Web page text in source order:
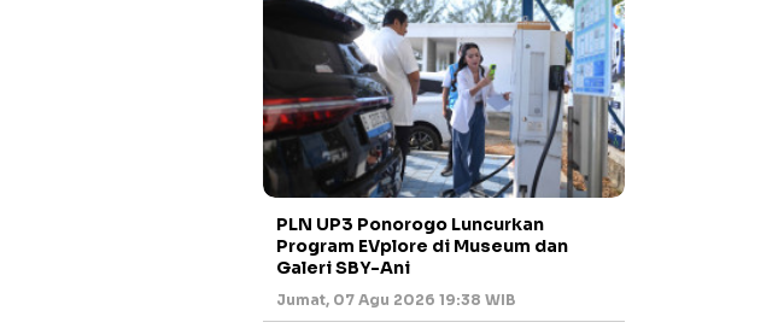
PLN UP3 Ponorogo Luncurkan
Program EVplore di Museum dan
Galeri SBY-Ani
Jumat, 07 Agu 2026 19:38 WIB